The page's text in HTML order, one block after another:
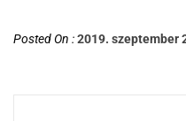
Posted On :2019. szeptember